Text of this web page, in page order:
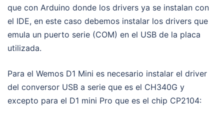
que con Arduino donde los drivers ya se instalan con
el IDE, en este caso debemos instalar los drivers que
emula un puerto serie (COM) en el USB de la placa
utilizada.
Para el Wemos D1 Mini es necesario instalar el driver
del conversor USB a serie que es el CH340G y
excepto para el D1 mini Pro que es el chip CP2104: